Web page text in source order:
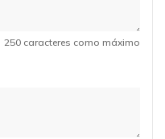
250 caracteres como máximo